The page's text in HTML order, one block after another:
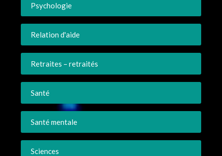
Psychologie
Relation d'aide
Retraites – retraités
Santé
Santé mentale
Sciences